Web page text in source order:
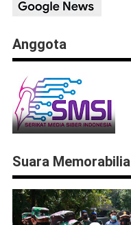
Anggota
Suara Memorabilia